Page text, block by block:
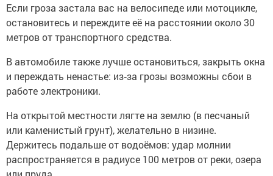
Если гроза застала вас на велосипеде или мотоцикле,
остановитесь и переждите её на расстоянии около 30
метров от транспортного средства.
В автомобиле также лучше остановиться, закрыть окна
и переждать ненастье: из‑за грозы возможны сбои в
работе электроники.
На открытой местности лягте на землю (в песчаный
или каменистый грунт), желательно в низине.
Держитесь подальше от водоёмов: удар молнии
распространяется в радиусе 100 метров от реки, озера